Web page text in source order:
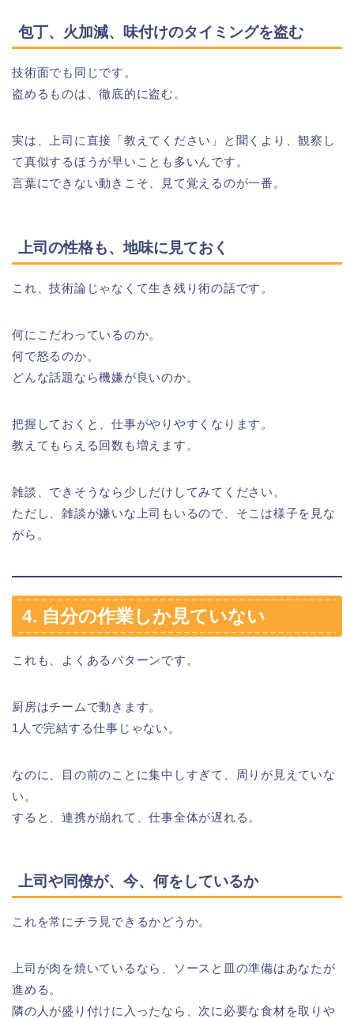
包丁、火加減、味付けのタイミングを盗む
技術面でも同じです。
盗めるものは、徹底的に盗む。
実は、上司に直接「教えてください」と聞くより、観察し
て真似するほうが早いことも多いんです。
言葉にできない動きこそ、見て覚えるのが一番。
上司の性格も、地味に見ておく
これ、技術論じゃなくて生き残り術の話です。
何にこだわっているのか。
何で怒るのか。
どんな話題なら機嫌が良いのか。
把握しておくと、仕事がやりやすくなります。
教えてもらえる回数も増えます。
雑談、できそうなら少しだけしてみてください。
ただし、雑談が嫌いな上司もいるので、そこは様子を見な
がら。
4. 自分の作業しか見ていない
これも、よくあるパターンです。
厨房はチームで動きます。
1人で完結する仕事じゃない。
なのに、目の前のことに集中しすぎて、周りが見えていな
い。
すると、連携が崩れて、仕事全体が遅れる。
上司や同僚が、今、何をしているか
これを常にチラ見できるかどうか。
上司が肉を焼いているなら、ソースと皿の準備はあなたが
進める。
隣の人が盛り付けに入ったなら、次に必要な食材を取りや